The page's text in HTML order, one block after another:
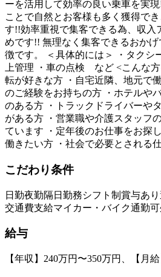
ーを活用して効率の良い乗車を実
ことで自然とお客様も多く獲得で
す!!効率重視で集客できる為、収入
めです!! 無理なく集客できるおか
徴です。 ＜具体的には＞ ・タクシ
上管理 ・車の点検 など <こんな
転が好きな方 ・自宅近隣、地元で
のご経験をお持ちの方 ・ホテルや
のある方 ・トラックドライバーや
がある方 ・営業職や介護スタッフ
ています ・定年後のお仕事をお探
働きたい方 ・社会で必要とされる
こだわり条件
日勤夜勤隔日勤務シフト制 賞与あり
交通費支給マイカー・バイク通勤可
給与
【年収】240万円〜350万円、【月